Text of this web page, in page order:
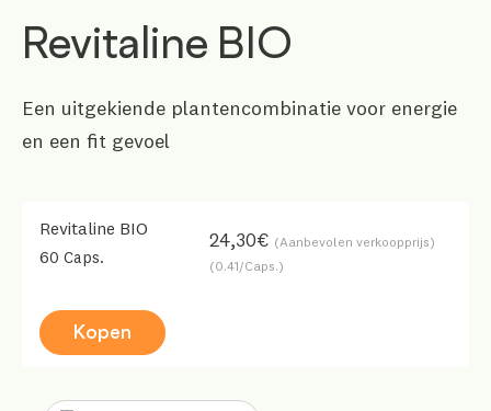
Revitaline BIO
Een uitgekiende plantencombinatie voor energie
en een fit gevoel
Revitaline BIO
60 Caps.
24,30€ (Aanbevolen verkoopprijs)
(0.41/Caps.)
Kopen